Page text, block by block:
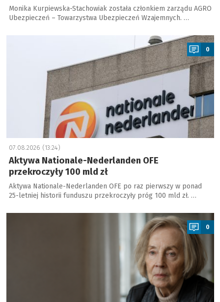
Monika Kurpiewska-Stachowiak została członkiem zarządu AGRO
Ubezpieczeń – Towarzystwa Ubezpieczeń Wzajemnych. …
0
07.08.2026 (13:24)
Aktywa Nationale-Nederlanden OFE
przekroczyły 100 mld zł
Aktywa Nationale-Nederlanden OFE po raz pierwszy w ponad
25-letniej historii funduszu przekroczyły próg 100 mld zł. …
a
0